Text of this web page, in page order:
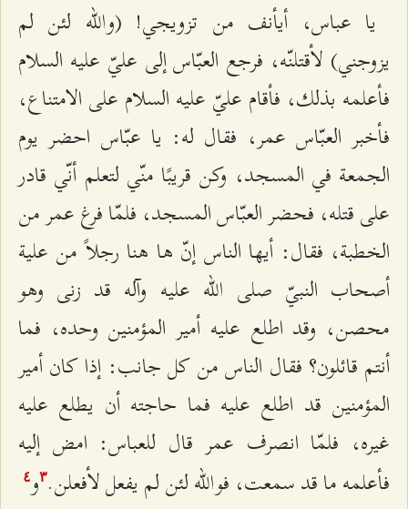
يا عباس، أيأنف من تزويجي! (والله لئن لم
يزوجني) لأقتلنّه، فرجع العبّاس إلى عليّ عليه السلام
فأعلمه بذلك، فأقام عليّ عليه السلام على الامتناع،
فأخبر العبّاس عمر، فقال له: يا عبّاس احضر يوم
الجمعة في المسجد، وكن قريبًا منّي لتعلم أنّي قادر
على قتله، فحضر العبّاس المسجد، فلمّا فرغ عمر من
الخطبة، فقال: أيها الناس إنّ ها هنا رجلاً من علية
أصحاب النبيّ صلى الله عليه وآله قد زنى وهو
محصن، وقد اطلع عليه أمير المؤمنين وحده، فما
أنتم قائلون؟ فقال الناس من كل جانب: إذا كان أمير
المؤمنين قد اطلع عليه فما حاجته أن يطلع عليه
غيره، فلمّا انصرف عمر قال للعباس: امض إليه
فأعلمه ما قد سمعت، فوالله لئن لم يفعل لأفعلن.٣و ٤